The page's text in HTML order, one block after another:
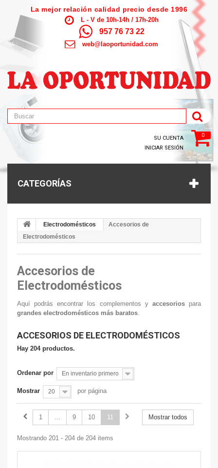
La mejor relación calidad precio desde 1996
L - V de 10h-14h / 17h-20h
957 76 73 22
web@laoportunidad.com
0
SU CUENTA
INICIAR SESIÓN
CATEGORÍAS
Electrodomésticos
Accesorios de
Electrodomésticos
Accesorios de
Electrodomésticos
Aquí podrás encontrar los complementos y accesorios para
grandes electrodomésticos más baratos.
ACCESORIOS DE ELECTRODOMÉSTICOS
Hay 204 productos.
Ordenar por En inventario primero
Mostrar 20 por página
Mostrar todos
1 ... 9 10 11
Mostrando 201 - 204 de 204 items